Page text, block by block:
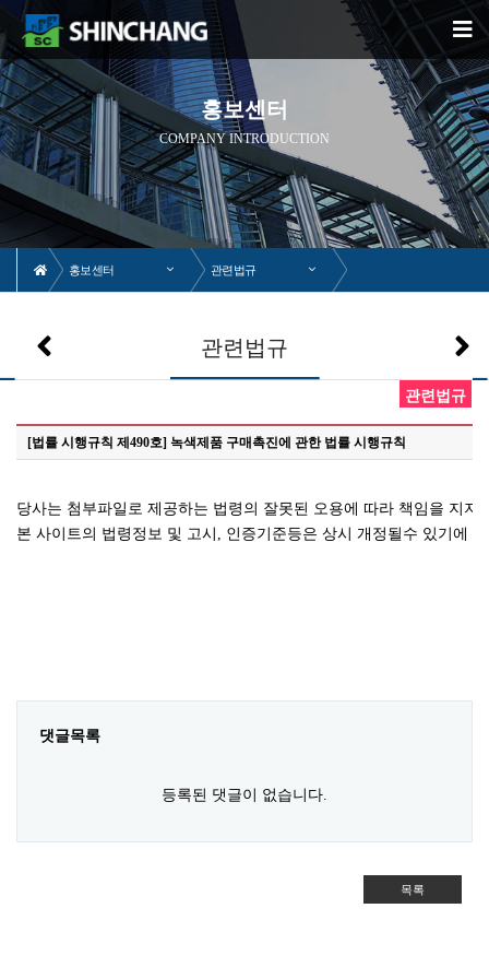
홍보센터
COMPANY INTRODUCTION
홍보센터 관련법규
관련법규
[법률 시행규칙 제490호] 녹색제품 구매촉진에 관한 법률 시행규칙
관련법규
당사는 첨부파일로 제공하는 법령의 잘못된 오용에 따라 책임을 지지
본 사이트의 법령정보 및 고시, 인증기준등은 상시 개정될수 있기에
댓글목록
등록된 댓글이 없습니다.
목록